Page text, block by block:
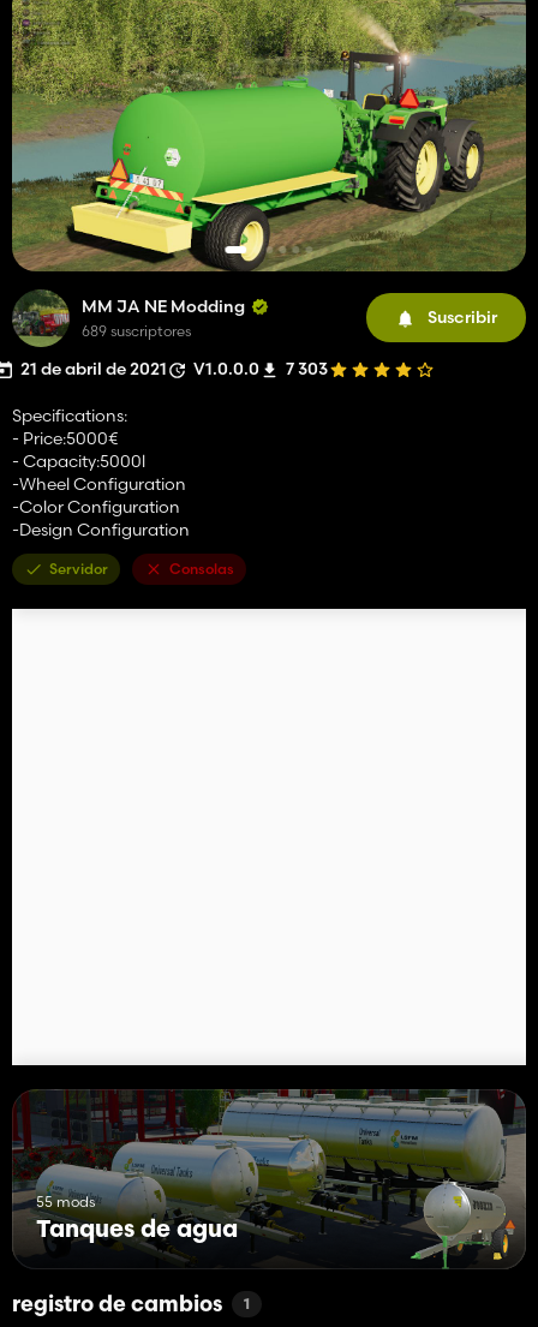
MM JA NE Modding
689 suscriptores
Suscribir
21 de abril de 2021 V1.0.0.0 7 303
Specifications:
- Price:5000€
- Capacity:5000l
-Wheel Configuration
-Color Configuration
-Design Configuration
Servidor Consolas
55 mods
Tanques de agua
registro de cambios 1